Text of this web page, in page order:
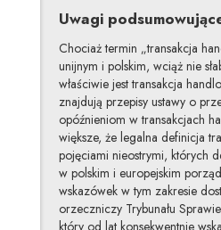
Uwagi
Chociaż termin „transakcja
unijnym i polskim, wciąż nie
właściwie jest transakcja
znajdują przepisy ustawy o
opóźnieniom w transakcjach
większe, że legalna definicja
pojęciami nieostrymi, których
w polskim i europejskim
wskazówek w tym zakresie
orzeczniczy Trybunału
który od lat konsekwentnie